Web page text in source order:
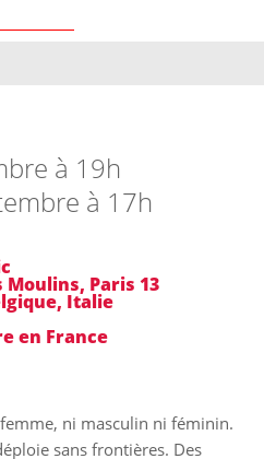
à 19h
à 17h
Moulins, Paris 13
Italie
en France
ni masculin ni féminin.
sans frontières. Des